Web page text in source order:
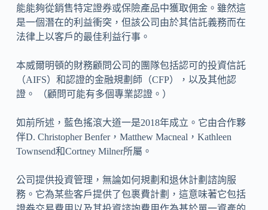
能能夠從銷售特定證券或保險產品中獲取佣金。雖然這
是一個潛在的利益衝突，但該公司由於其信託義務而在
法律上以客戶的最佳利益行事。
本威爾明頓的財務顧問公司的團隊包括認可的投資信託
（AIFS）和認證的金融規劃師（CFP），以及其他認
證。 （顧問可能有多個專業認證。）
如前所述，藍色搖滾大道一是2018年成立。它由合作夥
伴D. Christopher Benfer，Matthew Macneal，Kathleen
Townsend和Cortney Milner所屬。
公司提供投資管理，無論如何規劃和退休計劃諮詢服
務。它為某些客戶提供了包裹費計劃，這意味著它包括